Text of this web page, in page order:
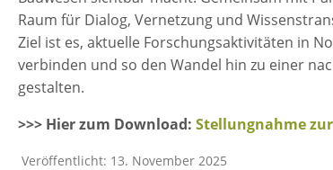
Raum für Dialog, Vernetzung und
Ziel ist es, aktuelle Forschungsaktivitäten in
verbinden und so den Wandel hin zu einer
gestalten.
>>> Hier zum Download: Stellungnahme
Veröffentlicht: 13. November 2025